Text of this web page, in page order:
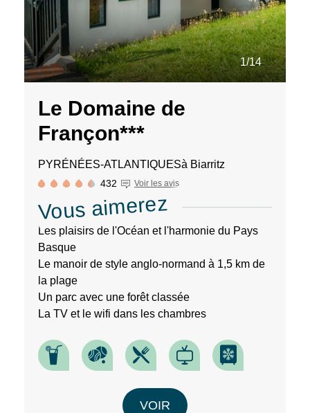
1/14
Le Domaine de
Françon***
PYRÉNÉES-ATLANTIQUESà Biarritz
432 Voir les avis
Vous aimerez
Les plaisirs de l'Océan et l'harmonie du Pays
Basque
Le manoir de style anglo-normand à 1,5 km de
la plage
Un parc avec une forêt classée
La TV et le wifi dans les chambres
VOIR
de
web.